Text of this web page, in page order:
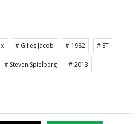
# Gilles Jacob # 1982 # ET
# Steven Spielberg # 2013